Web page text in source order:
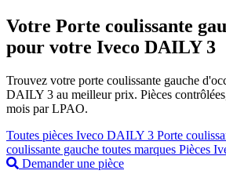
Votre Porte coulissante
pour votre Iveco DAILY 3
Trouvez votre porte coulissante gauche
DAILY 3 au meilleur prix. Pièces
mois par LPAO.
Toutes pièces Iveco DAILY 3 Porte
coulissante gauche toutes marques Pièces
Demander une pièce